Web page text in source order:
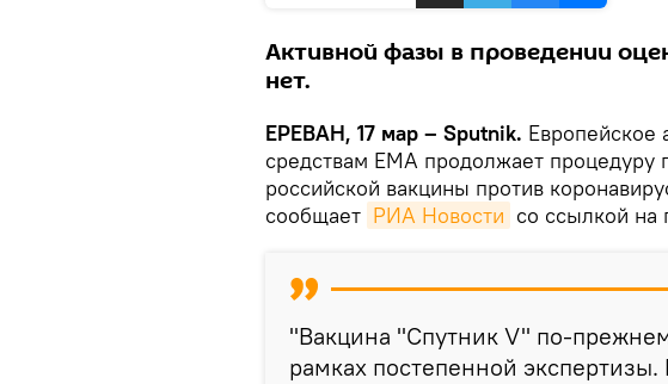
Активной фазы в проведении
нет.
ЕРЕВАН, 17 мар – Sputnik. Европейское
средствам ЕМА продолжает процедуру
российской вакцины против
сообщает РИА Новости со ссылкой на
"Вакцина "Спутник V" по-
рамках постепенной